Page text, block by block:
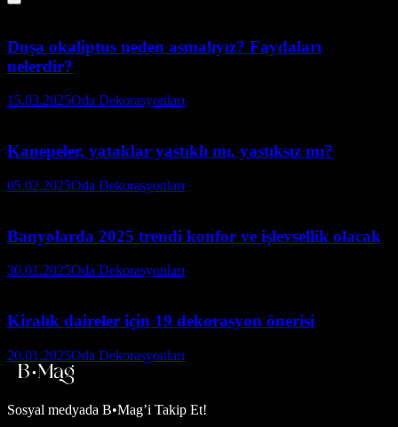
Duşa okaliptus neden asmalıyız? Faydaları
nelerdir?
15.03.2025Oda Dekorasyonları
Kanepeler, yataklar yastıklı mı, yastıksız mı?
05.02.2025Oda Dekorasyonları
Banyolarda 2025 trendi konfor ve işlevsellik olacak
30.01.2025Oda Dekorasyonları
Kiralık daireler için 19 dekorasyon önerisi
20.01.2025Oda Dekorasyonları
Sosyal medyada B•Mag’i Takip Et!